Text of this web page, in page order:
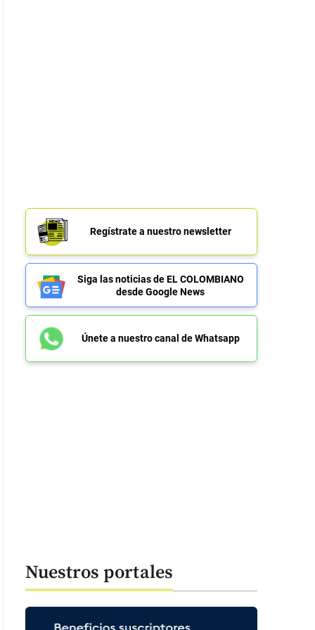
de las exequias del joven Alexánder Avendaño. FOTO: Laura Rosa
Regístrate a nuestro newsletter
Siga las noticias de EL COLOMBIANO
desde Google News
Únete a nuestro canal de Whatsapp
Nuestros portales